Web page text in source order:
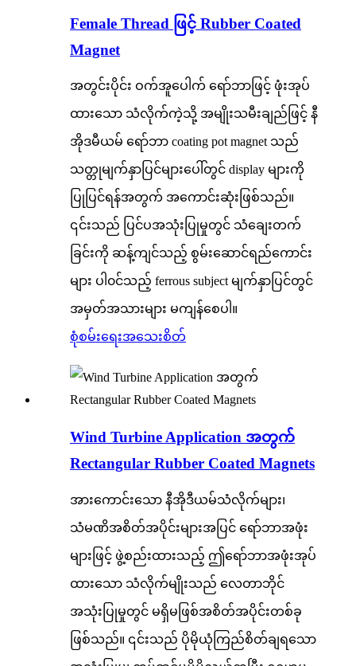
Female Thread ဖြင့် Rubber Coated
Magnet
အတွင်းပိုင်း ဝက်အူပေါက် ရော်ဘာဖြင့် ဖုံးအုပ်
ထားသော သံလိုက်ကဲ့သို့ အမျိုးသမီးချည်ဖြင့် နီ
အိုဒမီယမ် ရော်ဘာ coating pot magnet သည်
သတ္တုမျက်နှာပြင်များပေါ်တွင် display များကို
ပြုပြင်ရန်အတွက် အကောင်းဆုံးဖြစ်သည်။
၎င်းသည် ပြင်ပအသုံးပြုမှုတွင် သံချေးတက်
ခြင်းကို ဆန့်ကျင်သည့် စွမ်းဆောင်ရည်ကောင်း
များ ပါ၀င်သည့် ferrous subject မျက်နှာပြင်တွင်
အမှတ်အသားများ မကျန်စေပါ။
စုံစမ်းရေးအသေးစိတ်
Wind Turbine Application အတွက်
Rectangular Rubber Coated Magnets
အားကောင်းသော နီအိုဒီယမ်သံလိုက်များ၊
သံမဏိအစိတ်အပိုင်းများအပြင် ရော်ဘာအဖုံး
များဖြင့် ဖွဲ့စည်းထားသည့် ဤရော်ဘာအဖုံးအုပ်
ထားသော သံလိုက်မျိုးသည် လေတာဘိုင်
အသုံးပြုမှုတွင် မရှိမဖြစ်အစိတ်အပိုင်းတစ်ခု
ဖြစ်သည်။ ၎င်းသည် ပိုမိုယုံကြည်စိတ်ချရသော